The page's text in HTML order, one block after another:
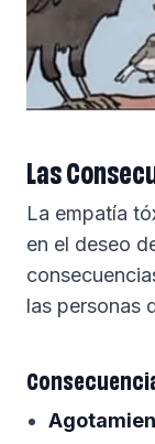
Las
La empatía
en el deseo
las personas